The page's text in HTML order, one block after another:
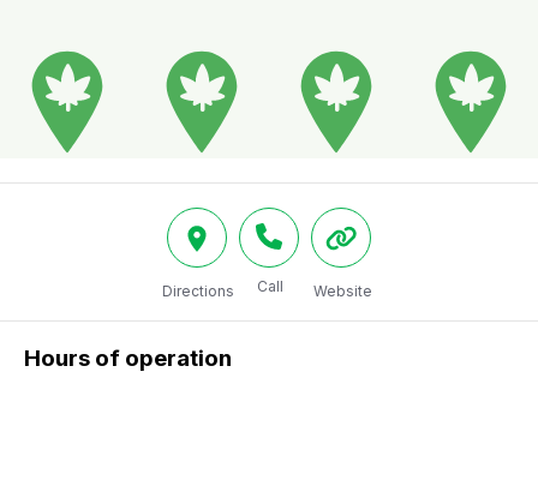
Directions Call Website
Hours of operation